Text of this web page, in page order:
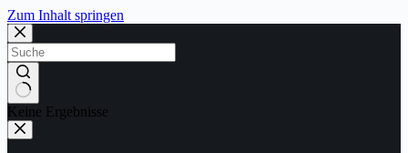
Zum Inhalt springen
Keine Ergebnisse